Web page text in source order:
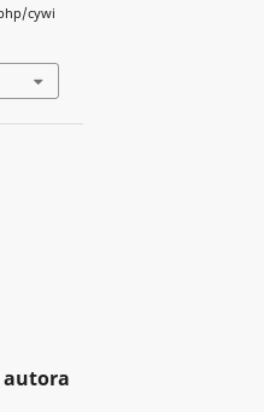
cywi
autora